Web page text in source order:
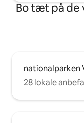
Bo tæt på de
nationalparken
28 lokale